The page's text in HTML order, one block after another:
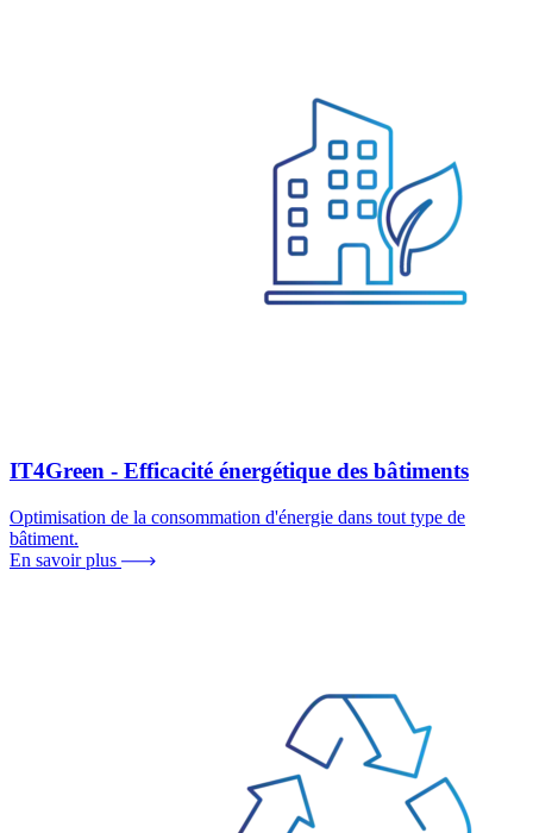
IT4Green - Efficacité énergétique des bâtiments
Optimisation de la consommation d'énergie dans tout type de
bâtiment.
En savoir plus